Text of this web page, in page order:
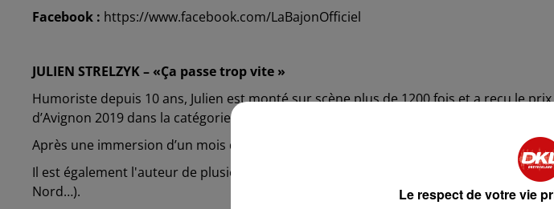
Facebook : https://www.facebook.com/LaBajonOfficiel
JULIEN STRELZYK – «Ça passe trop vite »
Humoriste depuis 10 ans, Julien est monté sur scène plus de 1200 fois et a reçu le
d’Avignon 2019 dans la catégorie « Humour » avec son spectacle « Santé ! ».
Après une immersion d’un mois dans un hôpital, il raconte toutes ses aventures dans
Il est également l'auteur de plusieurs livres sur les expressions régionales (Alsace,
Nord…).
Le respect de votre vie